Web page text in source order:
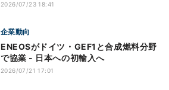
2026/07/23 18:41
企業動向
ENEOSがドイツ・GEF1と合成燃料分野
で協業 - 日本への初輸入へ
2026/07/21 17:01